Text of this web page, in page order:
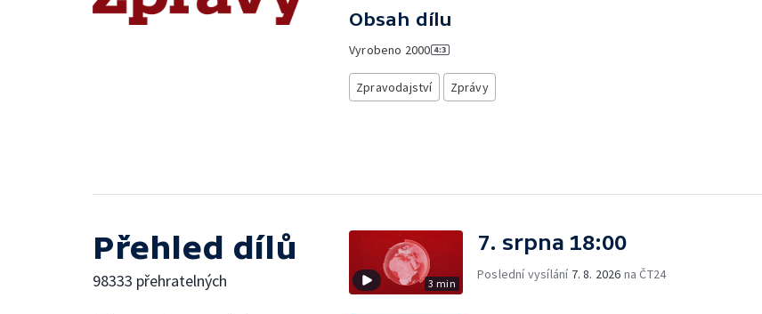
Obsah dílu
Vyrobeno 2000
Zpravodajství Zprávy
Přehled dílů
98333 přehratelných 3 min
7. srpna 18:00
Poslední vysílání 7. 8. 2026 na ČT24